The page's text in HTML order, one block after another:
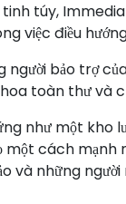
túy,
việc điều
bảo trợ
toàn thư và
như một kho
cách mạnh
và những